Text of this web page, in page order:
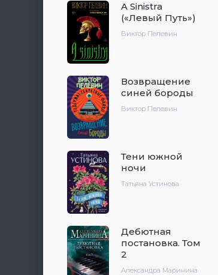
A Sinistra
(«Левый Путь»)
Виктор Пелевин
Возвращение
синей бороды
Виктор Пелевин
Тени южной
ночи
Татьяна Устинова
Дебютная
постановка. Том
2
Александра Маринина